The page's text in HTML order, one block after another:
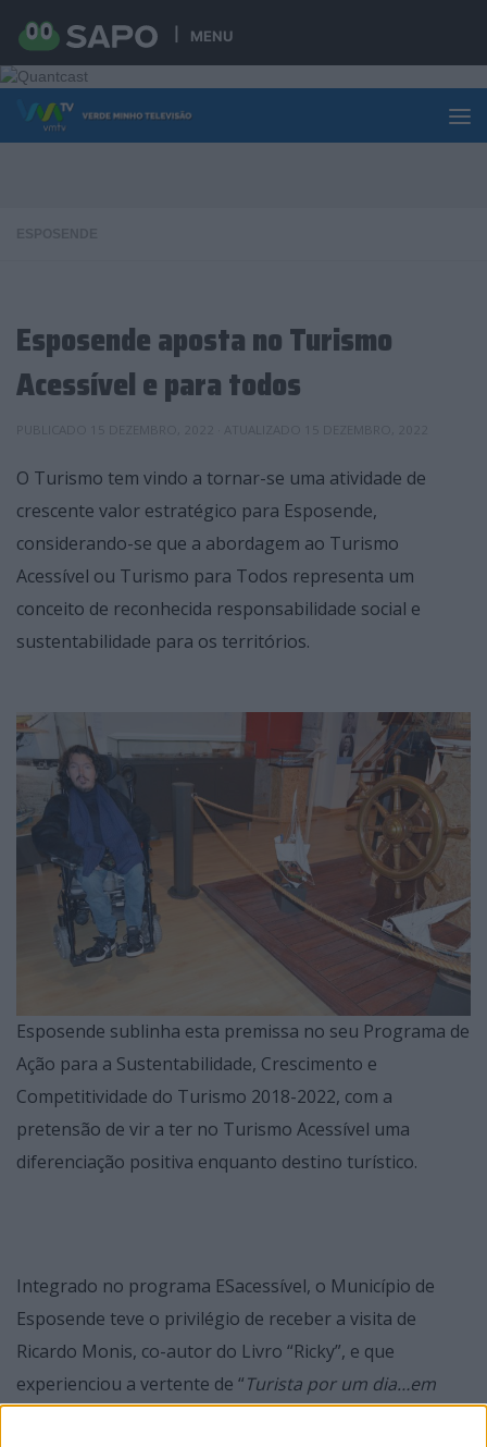
MENU
Skip to content
Esposende aposta no Turismo
Acessível e para todos
O Turismo tem vindo a tornar-se uma atividade de
crescente valor estratégico para Esposende,
considerando-se que a abordagem ao Turismo
Acessível ou Turismo para Todos representa um
conceito de reconhecida responsabilidade social e
sustentabilidade para os territórios.
Esposende sublinha esta premissa no seu Programa de
Ação para a Sustentabilidade, Crescimento e
Competitividade do Turismo 2018-2022, com a
pretensão de vir a ter no Turismo Acessível uma
diferenciação positiva enquanto destino turístico.
Integrado no programa ESacessível, o Município de
Esposende teve o privilégio de receber a visita de
Ricardo Monis, co-autor do Livro “Ricky”, e que
experienciou a vertente de “Turista por um dia…em